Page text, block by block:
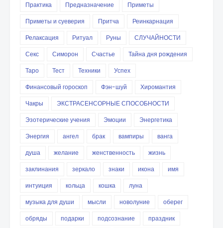
Практика
Предназначение
Приметы
Приметы и суеверия
Притча
Реинкарнация
Релаксация
Ритуал Руны
СЛУЧАЙНОСТИ
Секс
Симорон Счастье
Тайна дня рождения
Таро
Тест Техники
Успех
Финансовый гороскоп
Фэн-шуй
Хиромантия
Чакры
ЭКСТРАСЕНСОРНЫЕ СПОСОБНОСТИ
Эзотерические учения
Эмоции
Энергетика
Энергия
ангел брак вампиры
ванга
душа
желание женственность
жизнь
заклинания
зеркало знаки икона
имя
интуиция
кольца кошка
луна
музыка для души
мысли новолуние
оберег
обряды
подарки подсознание
праздник